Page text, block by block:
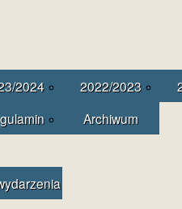
2024 2022/2023
Archiwum